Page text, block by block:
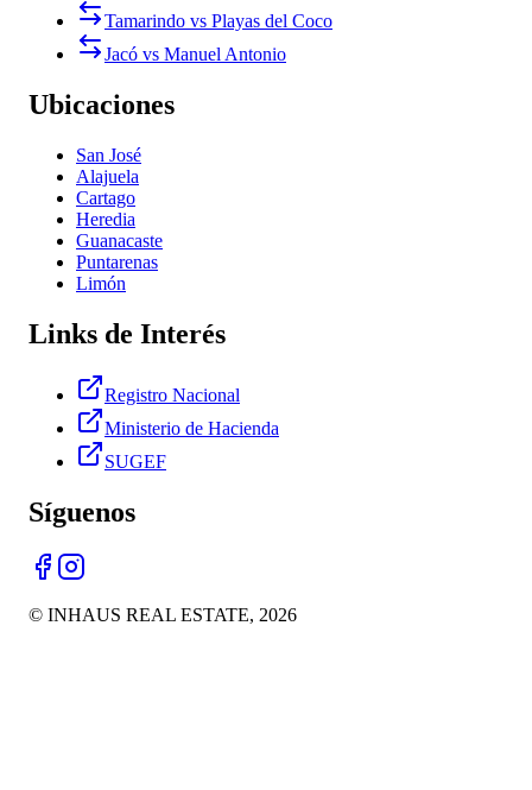
Tamarindo vs Playas del Coco
Jacó vs Manuel Antonio
Ubicaciones
San José
Alajuela
Cartago
Heredia
Guanacaste
Puntarenas
Limón
Links de Interés
Registro Nacional
Ministerio de Hacienda
SUGEF
Síguenos
© INHAUS REAL ESTATE, 2026